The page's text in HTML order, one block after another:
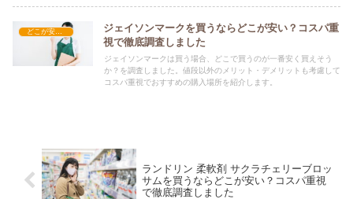
どこが安い？-日用品
ジェイソンマークを買うならどこが安い？コスパ重
視で徹底調査しました
ジェイソンマークは買う場合、どこで買うのが一番安く買えそう
か？を調査しました。値段以外のメリット・デメリットも考慮して
コスパ重視でおすすめの購入場所を紹介します。
ランドリン 柔軟剤 サクラチェリーブロッ
サムを買うならどこが安い？コスパ重視
で徹底調査しました